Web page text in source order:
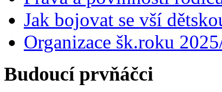
Jak bojovat se vší
Organizace šk.roku
Budoucí prvňáčci